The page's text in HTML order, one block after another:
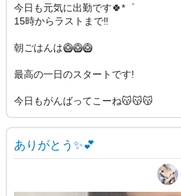
今日も元気に出勤です🍀*゜
15時からラストまで‼️
朝ごはんは🥝🥝🥝
最高の一日のスタートです!
今日もがんばってこーね😽😽😽
ありがとう✨💕